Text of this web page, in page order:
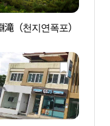
滝（천지연폭포）